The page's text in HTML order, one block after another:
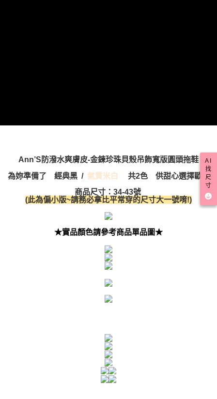
Ann’S防潑水爽膚皮-金鍊珍珠貝殼吊飾寬版圓頭拖鞋
為妳準備了 經典黑/ 氣質米白
共2色 供甜心選擇歐！
商品尺寸：34-43號
(此為偏小版~請務必拿比平常穿的尺寸大一號唷!)
★實品顏色請參考商品單品圖★
AI
找
尺
寸